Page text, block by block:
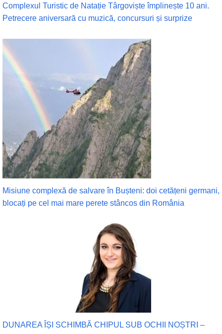
Complexul Turistic de Natație Târgoviște împlinește 10 ani.
Petrecere aniversară cu muzică, concursuri și surprize
Misiune complexă de salvare în Bușteni: doi cetățeni germani,
blocați pe cel mai mare perete stâncos din România
DUNAREA ÎȘI SCHIMBĂ CHIPUL SUB OCHII NOȘTRI –